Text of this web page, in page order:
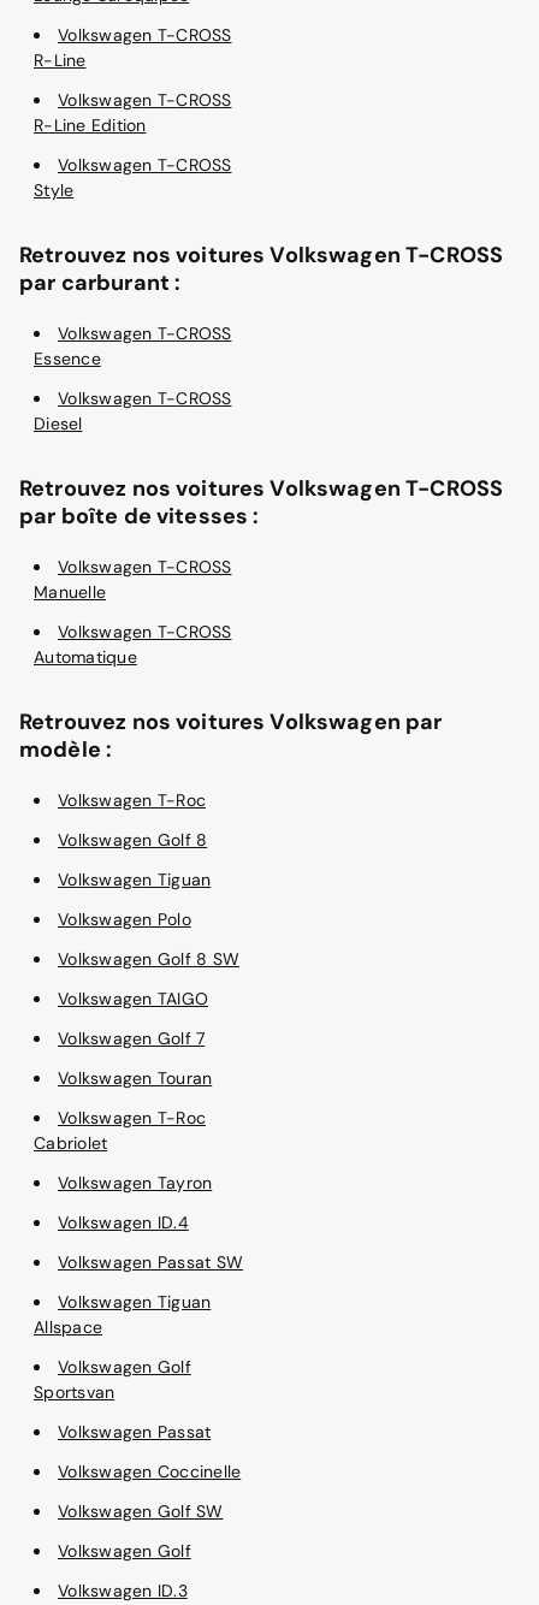
Volkswagen T-CROSS
R-Line
Volkswagen T-CROSS
R-Line Edition
Volkswagen T-CROSS
Style
Retrouvez nos voitures Volkswagen T-CROSS
par carburant :
Volkswagen T-CROSS
Essence
Volkswagen T-CROSS
Diesel
Retrouvez nos voitures Volkswagen T-CROSS
par boîte de vitesses :
Volkswagen T-CROSS
Manuelle
Volkswagen T-CROSS
Automatique
Retrouvez nos voitures Volkswagen par
modèle :
Volkswagen T-Roc
Volkswagen Golf 8
Volkswagen Tiguan
Volkswagen Polo
Volkswagen Golf 8 SW
Volkswagen TAIGO
Volkswagen Golf 7
Volkswagen Touran
Volkswagen T-Roc
Cabriolet
Volkswagen Tayron
Volkswagen ID.4
Volkswagen Passat SW
Volkswagen Tiguan
Allspace
Volkswagen Golf
Sportsvan
Volkswagen Passat
Volkswagen Coccinelle
Volkswagen Golf SW
Volkswagen Golf
Volkswagen ID.3